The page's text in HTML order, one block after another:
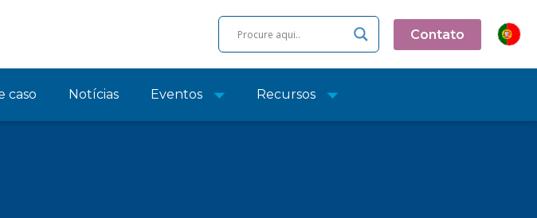
Contato
caso Notícias Eventos Recursos